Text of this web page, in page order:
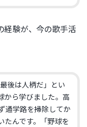
験が、今の歌手活
後は人柄だ」とい
から学びました。高
通学路を掃除してか
たんです。「野球を